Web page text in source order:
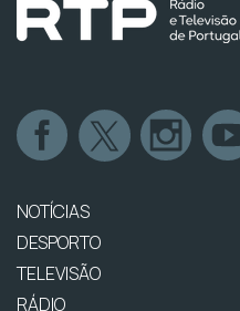
NOTÍCIAS
DESPORTO
TELEVISÃO
RÁDIO